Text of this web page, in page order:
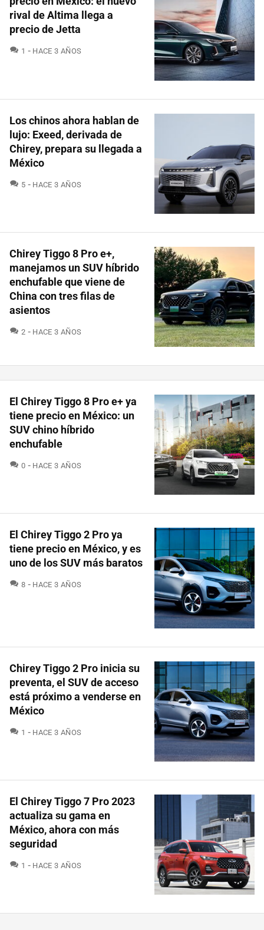
rival de Altima llega a
precio de Jetta
1 COMENTARIOS
HACE 3 AÑOS
Los chinos ahora hablan de
lujo: Exeed, derivada de
Chirey, prepara su llegada a
México
5 COMENTARIOS
HACE 3 AÑOS
Chirey Tiggo 8 Pro e+,
manejamos un SUV híbrido
enchufable que viene de
China con tres filas de
asientos
2 COMENTARIOS
HACE 3 AÑOS
El Chirey Tiggo 8 Pro e+ ya
tiene precio en México: un
SUV chino híbrido
enchufable
0 COMENTARIOS
HACE 3 AÑOS
El Chirey Tiggo 2 Pro ya
tiene precio en México, y es
uno de los SUV más baratos
8 COMENTARIOS
HACE 3 AÑOS
Chirey Tiggo 2 Pro inicia su
preventa, el SUV de acceso
está próximo a venderse en
México
1 COMENTARIOS
HACE 3 AÑOS
El Chirey Tiggo 7 Pro 2023
actualiza su gama en
México, ahora con más
seguridad
1 COMENTARIOS
HACE 3 AÑOS